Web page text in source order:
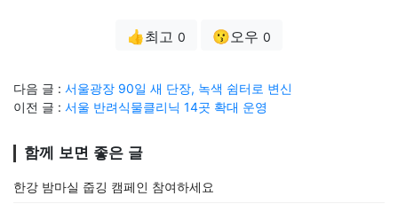
👍최고 0 😗오우 0
다음 글 : 서울광장 90일 새 단장, 녹색 쉼터로 변신
이전 글 : 서울 반려식물클리닉 14곳 확대 운영
함께 보면 좋은 글
한강 밤마실 줍깅 캠페인 참여하세요